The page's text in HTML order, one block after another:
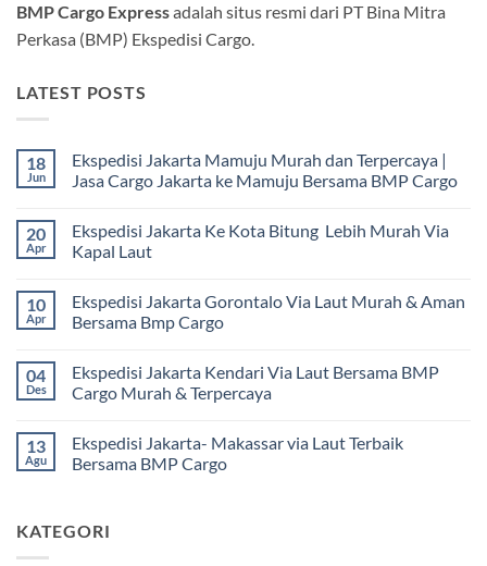
BMP Cargo Expressadalah situs resmi dari PT Bina Mitra
Perkasa (BMP) Ekspedisi Cargo.
LATEST POSTS
18
Jun
Ekspedisi Jakarta Mamuju Murah dan Terpercaya |
Jasa Cargo Jakarta ke Mamuju Bersama BMP Cargo
komentar
pada
Ekspedisi
Murah
dan
Terpercaya
Cargo
Jakarta
ke
BMP
Cargo
20
Apr
Ekspedisi Jakarta Ke Kota Bitung Lebih Murah Via
Kapal Laut
komentar
pada
Ekspedisi
Kota
Bitung
Lebih
Kapal
Laut
10
Apr
Ekspedisi Jakarta Gorontalo Via Laut Murah & Aman
Bersama Bmp Cargo
komentar
pada
Ekspedisi
Via
Laut
Murah
Bmp
Cargo
04
Des
Ekspedisi Jakarta Kendari Via Laut Bersama BMP
Cargo Murah & Terpercaya
komentar
pada
Ekspedisi
Laut
Bersama
13
Agu
Ekspedisi Jakarta- Makassar via Laut Terbaik
Bersama BMP Cargo
pada
Ekspedisi
KATEGORI